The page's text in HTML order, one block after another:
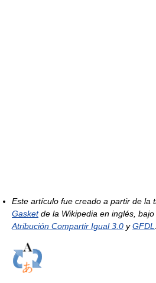
Este artículo fue creado a partir de la
Gasketde la Wikipedia en inglés, bajo
Atribución Compartir Igual 3.0 yGFDL